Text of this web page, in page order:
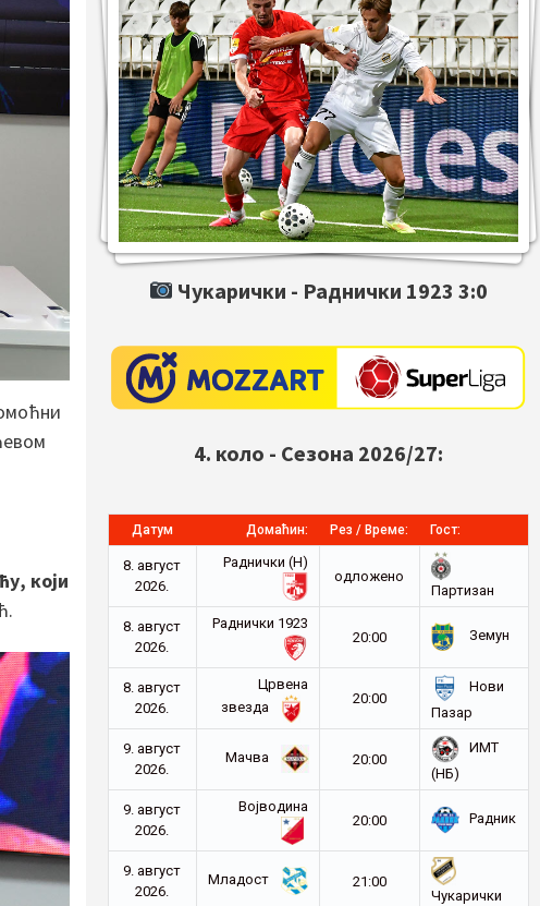
који
Чукарички - Раднички 1923 3:0
4. коло - Сезона 2026/27:
Датум Домаћин: Рез / Време: Гост:
8. август
2026.
Раднички (Н)
oдложено
Партизан
8. август
2026.
Раднички 1923
20:00
Земун
8. август
2026.
Црвена
звезда
20:00
Нови
Пазар
9. август
2026.
Мачва 20:00
ИМТ
(НБ)
9. август
2026.
Војводина
20:00
Радник
9. август
2026.
Младост
21:00
Чукарички